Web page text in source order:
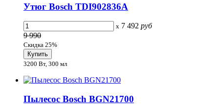
Утюг Bosch TDI902836A
x 7 492 руб
9 990
Скидка 25%
3200 Вт, 300 мл
Пылесос Bosch BGN21700